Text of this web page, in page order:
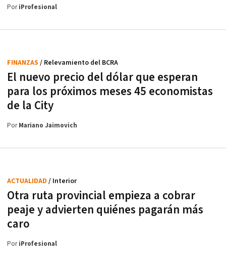
PoriProfesional
El nuevo precio del dólar que esperan
para los próximos meses 45 economistas
de la City
FINANZAS / Relevamiento del BCRA
PorMariano Jaimovich
Otra ruta provincial empieza a cobrar
peaje y advierten quiénes pagarán más
caro
ACTUALIDAD / Interior
PoriProfesional